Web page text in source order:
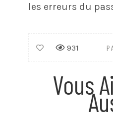
les erreurs du
931
Vous